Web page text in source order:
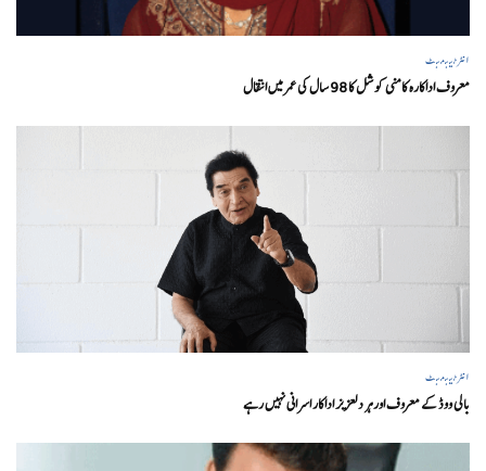
انٹرٹینمنٹ
معروف اداکارہ کامنی کوشل کا 98 سال کی عمر میں انتقال
انٹرٹینمنٹ
بالی ووڈ کے معروف اور ہر دلعزیز اداکار اسرانی نہیں رہے